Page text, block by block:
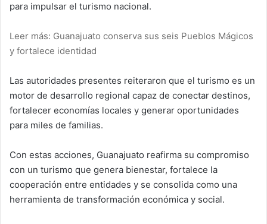
para impulsar el turismo nacional.
Leer más: Guanajuato conserva sus seis Pueblos Mágicos
y fortalece identidad
Las autoridades presentes reiteraron que el turismo es un
motor de desarrollo regional capaz de conectar destinos,
fortalecer economías locales y generar oportunidades
para miles de familias.
Con estas acciones, Guanajuato reafirma su compromiso
con un turismo que genera bienestar, fortalece la
cooperación entre entidades y se consolida como una
herramienta de transformación económica y social.